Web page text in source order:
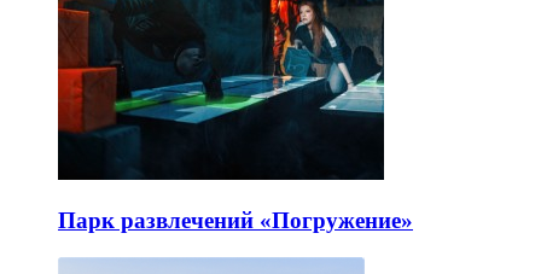
Парк развлечений «Погружение»